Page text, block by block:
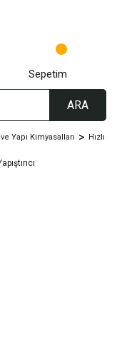
ARA
Sepetim
ve Yapı Kimyasalları Hızlı